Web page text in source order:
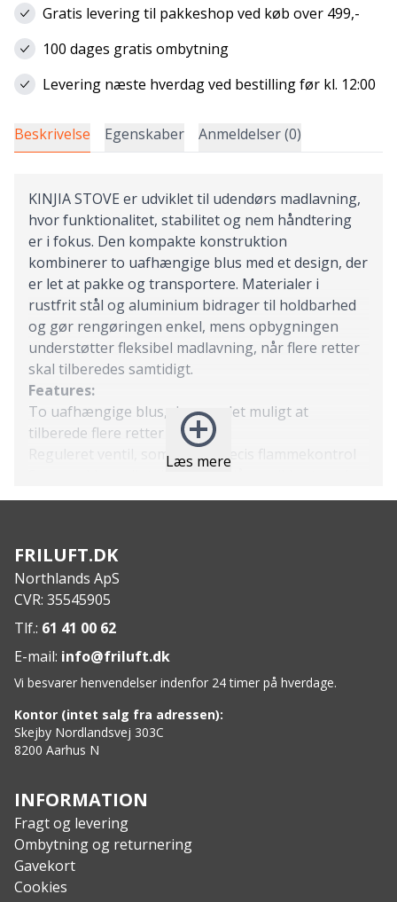
Gratis levering til pakkeshop ved køb over 499,-
100 dages gratis ombytning
Levering næste hverdag ved bestilling før kl. 12:00
Beskrivelse Egenskaber Anmeldelser (0)
Læs mere
KINJIA STOVE er udviklet til udendørs madlavning,
hvor funktionalitet, stabilitet og nem håndtering
er i fokus. Den kompakte konstruktion
kombinerer to uafhængige blus med et design, der
er let at pakke og transportere. Materialer i
rustfrit stål og aluminium bidrager til holdbarhed
og gør rengøringen enkel, mens opbygningen
understøtter fleksibel madlavning, når flere retter
skal tilberedes samtidigt.
Features:
To uafhængige blus, der gør det muligt at
tilberede flere retter samtidigt
Reguleret ventil, som giver præcis flammekontrol
integreret håndtag
Jævn varmefordeling til både kogning og
madlavning
Specs:
Materialer: rustfrit stål og aluminium
Effekt: 2 × 3000 W
Brændstofforbrug: 215 g/h
Kapacitet: 1–10 personer
Vægt: 3700 g
Kogetid: 4:20 min med Regular Pot
FRILUFT.DK
Northlands ApS
CVR: 35545905
Tlf.: 61 41 00 62
E-mail: info@friluft.dk
Vi besvarer henvendelser indenfor 24 timer på hverdage.
Kontor (intet salg fra adressen):
Skejby Nordlandsvej 303C
8200 Aarhus N
INFORMATION
Fragt og levering
Ombytning og returnering
Gavekort
Cookies